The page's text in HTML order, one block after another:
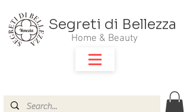
Segreti di Bellezza
Home & Beauty